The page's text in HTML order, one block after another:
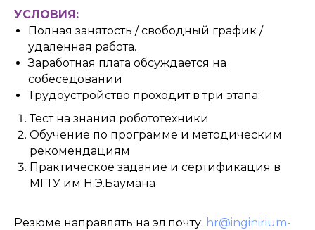
УСЛОВИЯ:
Полная занятость / свободный график /
удаленная работа.
Заработная плата обсуждается на
собеседовании
Трудоустройство проходит в три этапа:
Тест на знания робототехники
Обучение по программе и методическим
рекомендациям
Практическое задание и сертификация в
МГТУ им Н.Э.Баумана
Резюме направлять на эл.почту: hr@inginirium-